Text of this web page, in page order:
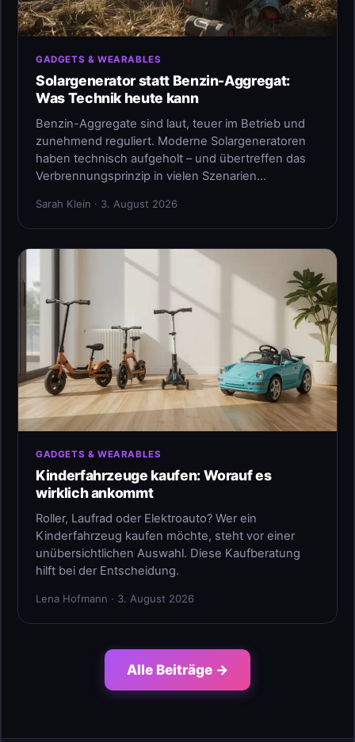
GADGETS & WEARABLES
Solargenerator statt Benzin-Aggregat:
Was Technik heute kann
Benzin-Aggregate sind laut, teuer im Betrieb und
zunehmend reguliert. Moderne Solargeneratoren
haben technisch aufgeholt – und übertreffen das
Verbrennungsprinzip in vielen Szenarien…
Sarah Klein · 3. August 2026
GADGETS & WEARABLES
Kinderfahrzeuge kaufen: Worauf es
wirklich ankommt
Roller, Laufrad oder Elektroauto? Wer ein
Kinderfahrzeug kaufen möchte, steht vor einer
unübersichtlichen Auswahl. Diese Kaufberatung
hilft bei der Entscheidung.
Lena Hofmann · 3. August 2026
Alle Beiträge →